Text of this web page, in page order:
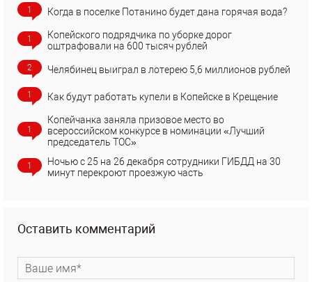
1 Когда в поселке Потанино будет дана горячая вода?
1
Копейского подрядчика по уборке дорог
оштрафовали на 600 тысяч рублей
2 Челябинец выиграл в лотерею 5,6 миллионов рублей
1 Как будут работать купели в Копейске в Крещение
1
Копейчанка заняла призовое место во
всероссийском конкурсе в номинации «Лучший
председатель ТОС»
1
Ночью с 25 на 26 декабря сотрудники ГИБДД на 30
минут перекроют проезжую часть
Оставить комментарий